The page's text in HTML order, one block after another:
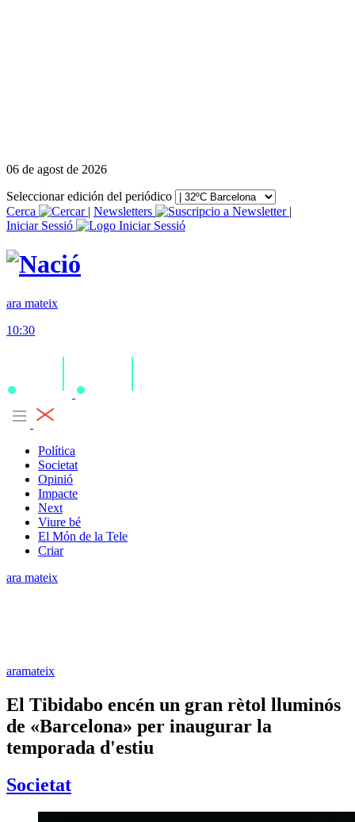
06 de agost de 2026
Seleccionar edición del periódico
Cerca
| Newsletters
|
Iniciar Sessió
ara mateix
10:30
Política
Societat
Opinió
Impacte
Next
Viure bé
El Món de la Tele
Criar
ara mateix
aramateix
El Tibidabo encén un gran rètol lluminós
de «Barcelona» per inaugurar la
temporada d'estiu
Societat